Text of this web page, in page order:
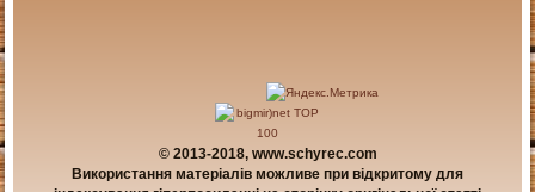
© 2013-2018, www.schyrec.com
Використання матеріалів можливе при відкритому для